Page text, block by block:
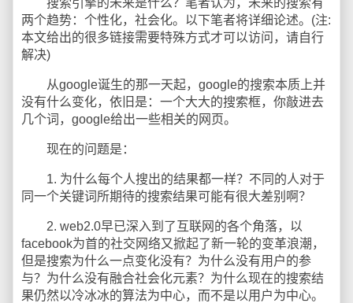
搜索引擎的未来是什么？笔者认为，未来的搜索有
两个趋势：个性化，社会化。以下笔者将详细论述。(注:
本文给出的很多链接需要特殊方式才可以访问，请自行
解决)
从google诞生的那一天起，google的搜索本质上并
没有什么变化，依旧是：一个大大的搜索框，你敲进去
几个词，google给出一些相关的网页。
现在的问题是：
1. 为什么每个人搜出的结果都一样？不同的人对于
同一个关键词所期待的搜索结果可能有很大差别啊？
2. web2.0早已深入到了互联网的各个角落，以
facebook为首的社交网络又掀起了新一轮的变革浪潮，
但是搜索为什么一点变化没有？为什么没有用户的参
与？为什么没有融合社会化元素？为什么现在的搜索结
果仍然以冷冰冰的算法为中心，而不是以用户为中心。